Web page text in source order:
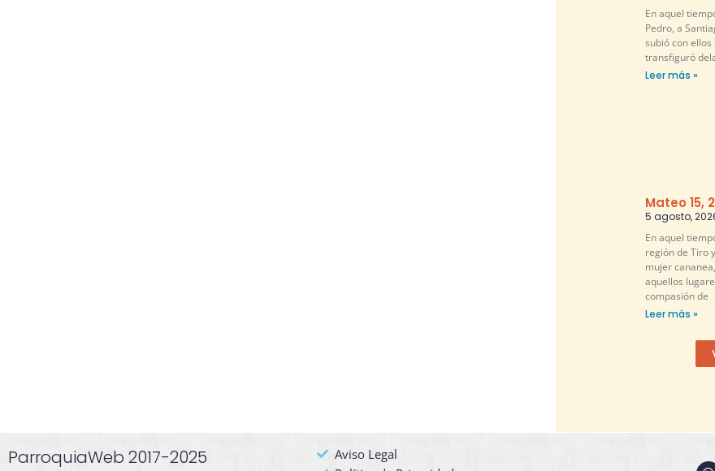
En aquel
Pedro, a
subió con
transfiguró
Leer más »
Mateo 15,
5 agosto,
En aquel
región de Tiro
mujer
aquellos
compasión de
Leer más »
ParroquiaWeb 2017-2025
Aviso Legal